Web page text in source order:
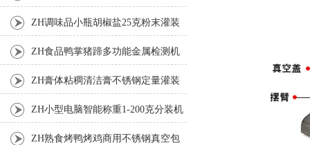
装机 ZH调味品小瓶胡椒盐25克粉末灌装
ZH食品鸭掌猪蹄多功能金属检测机
ZH膏体粘稠清洁膏不锈钢定量灌装
机厂家 ZH小型电脑智能称重1-200克分装机
ZH熟食烤鸭烤鸡商用不锈钢真空包